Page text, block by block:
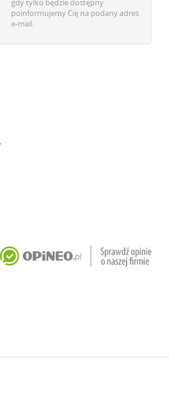
gdy tylko będzie dostępny
poinformujemy Cię na podany adres
e-mail.